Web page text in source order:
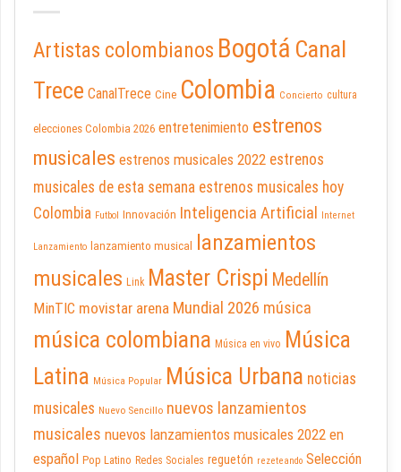
Artistas colombianos Bogotá Canal
Trece CanalTrece Cine Colombia Concierto cultura
elecciones Colombia 2026 entretenimiento estrenos
musicales estrenos musicales 2022 estrenos
musicales de esta semana estrenos musicales hoy
Colombia Futbol Innovación Inteligencia Artificial Internet
Lanzamiento lanzamiento musical
lanzamientos
musicales Link Master Crispi Medellín
MinTIC movistar arena Mundial 2026 música
música colombiana Música en vivo Música
Latina Música Popular Música Urbana noticias
musicales Nuevo Sencillo nuevos lanzamientos
musicales nuevos lanzamientos musicales 2022 en
español Pop Latino Redes Sociales reguetón rezeteando Selección